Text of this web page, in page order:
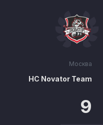
Москва
HC Novator Team
9